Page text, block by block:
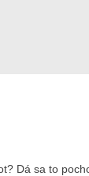
Dá sa to